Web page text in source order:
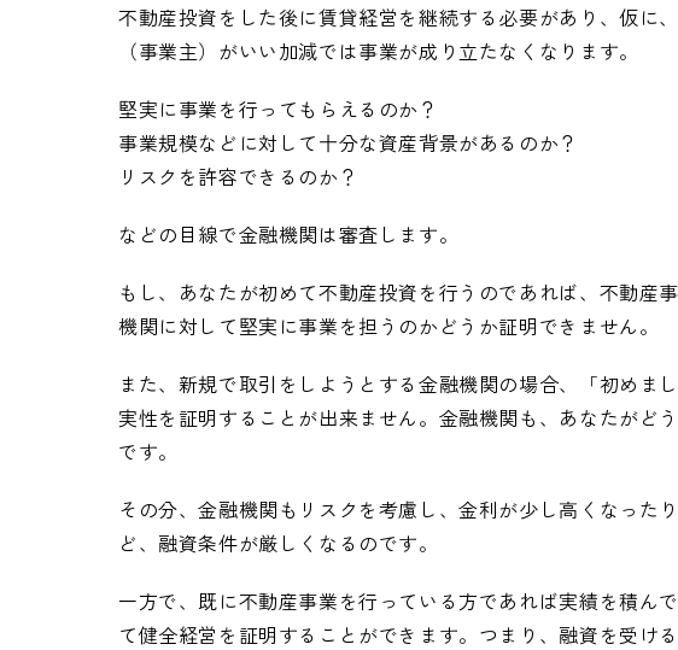
不動産投資をした後に賃貸経営を継続する必要があり、仮に
（事業主）がいい加減では事業が成り立たなくなります。
堅実に事業を行ってもらえるのか？
事業規模などに対して十分な資産背景があるのか？
リスクを許容できるのか？
などの目線で金融機関は審査します。
もし、あなたが初めて不動産投資を行うのであれば、不動産
機関に対して堅実に事業を担うのかどうか証明できません。
また、新規で取引をしようとする金融機関の場合、「初めま
実性を証明することが出来ません。金融機関も、あなたがど
です。
その分、金融機関もリスクを考慮し、金利が少し高くなった
ど、融資条件が厳しくなるのです。
一方で、既に不動産事業を行っている方であれば実績を積ん
て健全経営を証明することができます。つまり、融資を受け